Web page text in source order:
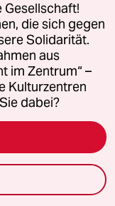
für Genehmigungen
Richtlinien
(Ads)
die sich gegen
Solidarität.
aus
im Zentrum“ –
Kulturzentren
dabei?